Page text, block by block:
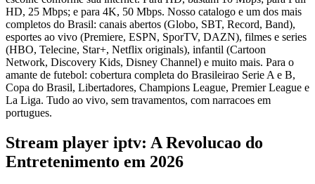
HD, 25 Mbps; e para 4K, 50 Mbps. Nosso catalogo e um dos mais
completos do Brasil: canais abertos (Globo, SBT, Record, Band),
esportes ao vivo (Premiere, ESPN, SporTV, DAZN), filmes e series
(HBO, Telecine, Star+, Netflix originals), infantil (Cartoon
Network, Discovery Kids, Disney Channel) e muito mais. Para o
amante de futebol: cobertura completa do Brasileirao Serie A e B,
Copa do Brasil, Libertadores, Champions League, Premier League e
La Liga. Tudo ao vivo, sem travamentos, com narracoes em
portugues.
Stream player iptv: A Revolucao do
Entretenimento em 2026